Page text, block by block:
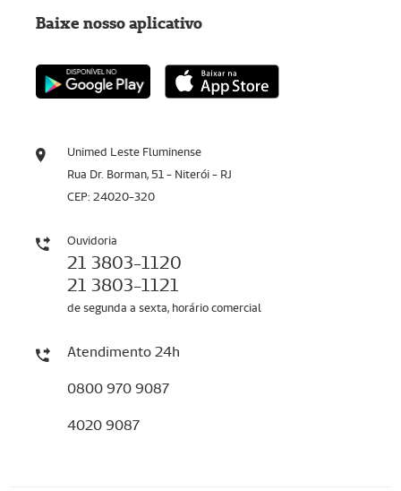
Unimed Leste Fluminense
Rua Dr. Borman, 51 - Niterói - RJ
CEP: 24020-320
Ouvidoria
21 3803-1120
21 3803-1121
de segunda a sexta, horário comercial
Atendimento 24h
0800 970 9087
4020 9087
Baixe nosso aplicativo